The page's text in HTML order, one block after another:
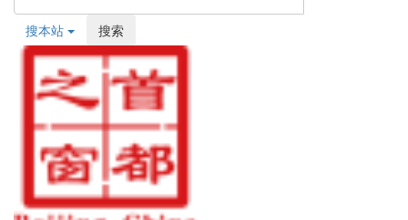
搜本站 搜索